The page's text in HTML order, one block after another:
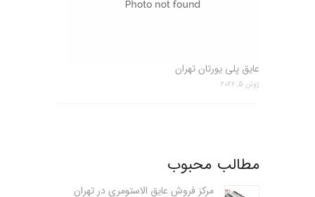
عایق پلی یورتان تهران
ژوئن 5, 2026
مطالب محبوب
مرکز فروش عایق الاستومری در تهران